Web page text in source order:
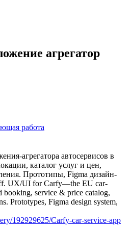
агрегатор
работа
агрегатора автосервисов в
каталог услуг и цен,
Прототипы, Figma дизайн-
UX/UI for Carfy—the EU car-
booking, service & price catalog,
Prototypes, Figma design system,
192929625/Carfy-car-service-app